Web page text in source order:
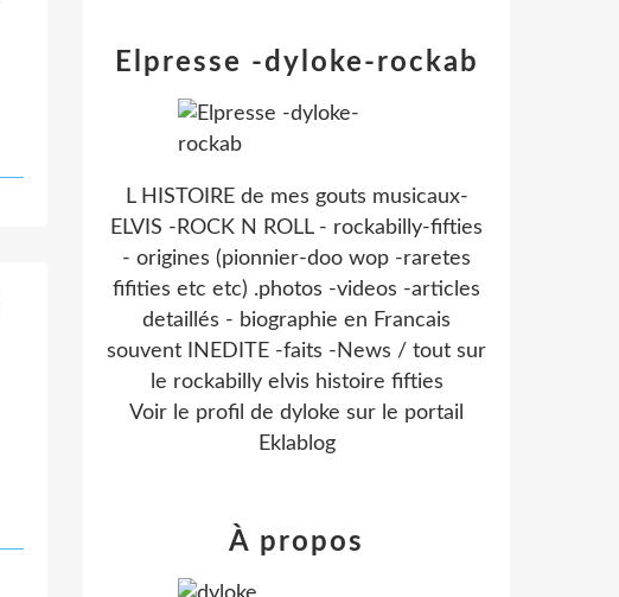
Elpresse -dyloke-rockab
L HISTOIRE de mes gouts musicaux-
ELVIS -ROCK N ROLL - rockabilly-fifties
- origines (pionnier-doo wop -raretes
fifities etc etc) .photos -videos -articles
detaillés - biographie en Francais
souvent INEDITE -faits -News / tout sur
le rockabilly elvis histoire fifties
Voir le profil de dyloke sur le portail
Eklablog
À propos